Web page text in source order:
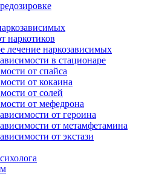
наркотиков
лечение наркозависимых
в стационаре
от спайса
от кокаина
от солей
от мефедрона
от героина
от метамфетамина
от экстази